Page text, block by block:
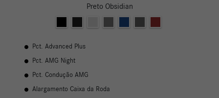
Preto Obsidian
Pct. Advanced Plus
Pct. AMG Night
Pct. Condução AMG
Alargamento Caixa da Roda